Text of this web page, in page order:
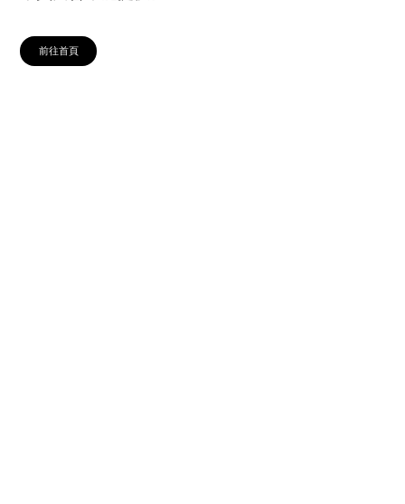
前往首頁